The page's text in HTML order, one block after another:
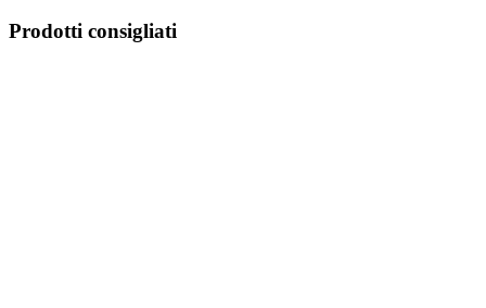
Prodotti consigliati